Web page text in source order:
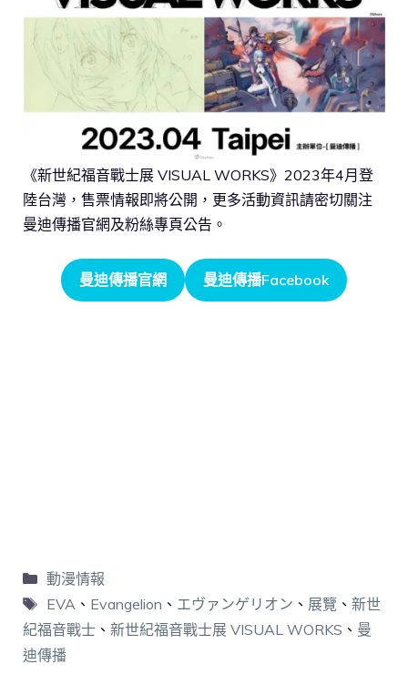
《新世紀福音戰士展 VISUAL WORKS》2023年4月登
陸台灣，售票情報即將公開，更多活動資訊請密切關注
曼迪傳播官網及粉絲專頁公告。
曼迪傳播官網 曼迪傳播Facebook
動漫情報
EVA 、 Evangelion 、 エヴァンゲリオン 、 展覽 、 新世
紀福音戰士 、 新世紀福音戰士展 VISUAL WORKS 、 曼
迪傳播